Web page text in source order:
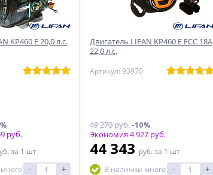
KP460 E 20,0 л.с.
руб.
за 1 шт
- +
Двигатель LIFAN KP460 E ECC 18А
22,0 л.с.
Артикул: 93970
49 270 руб.-10%
Экономия 4 927 руб.
44 343 руб. за 1 шт
В наличии много
- +